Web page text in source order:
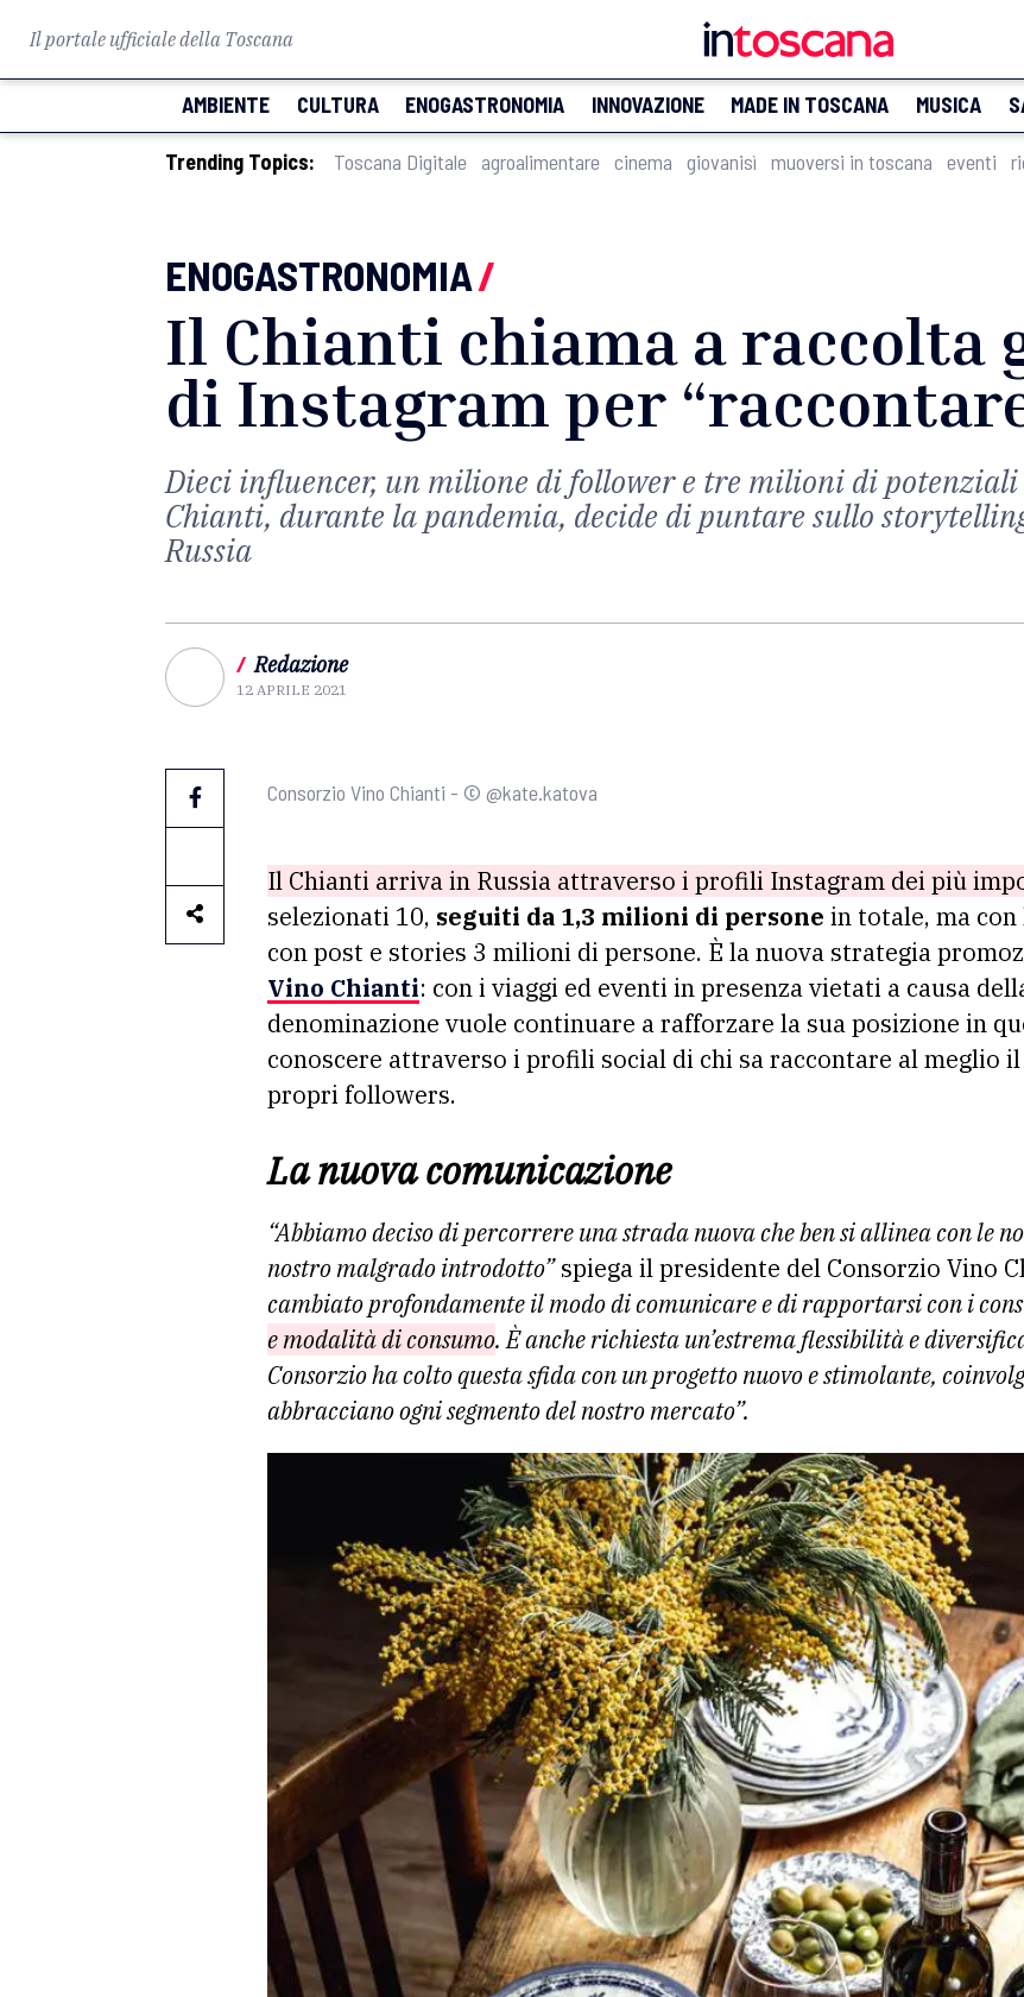
Il portale ufficiale della Toscana
AMBIENTE CULTURA ENOGASTRONOMIA INNOVAZIONE MADE IN TOSCANA MUSICA
Trending Topics: Toscana Digitale agroalimentare cinema giovanisì muoversi in toscana eventi
ENOGASTRONOMIA/
Il Chianti chiama a raccolta
di Instagram per
Dieci influencer, un milione di follower e tre milioni di
Chianti, durante la pandemia, decide di puntare sullo
Russia
/ Redazione
12 APRILE 2021
Consorzio Vino Chianti - © @kate.katova
Il Chianti arriva in Russia attraverso i profili Instagram dei più
selezionati 10, seguiti da 1,3 milioni di persone in totale, ma
con post e stories 3 milioni di persone. È la nuova strategia
Vino Chianti: con i viaggi ed eventi in presenza vietati a causa
denominazione vuole continuare a rafforzare la sua posizione in
conoscere attraverso i profili social di chi sa raccontare al meglio
propri followers.
La nuova comunicazione
“Abbiamo deciso di percorrere una strada nuova che ben si allinea con le
nostro malgrado introdotto”spiega il presidente del Consorzio Vino
cambiato profondamente il modo di comunicare e di rapportarsi con i
e modalità di consumo. È anche richiesta un’estrema flessibilità e
Consorzio ha colto questa sfida con un progetto nuovo e stimolante,
abbracciano ogni segmento del nostro mercato”.